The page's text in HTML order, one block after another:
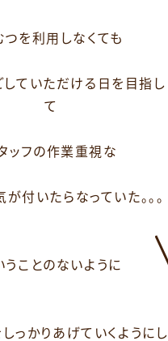
つを利用しなくても
ていただける日を目指し
て
ッフの作業重視な
付いたらなっていた。。。
うことのないように
っかりあげていくようにし